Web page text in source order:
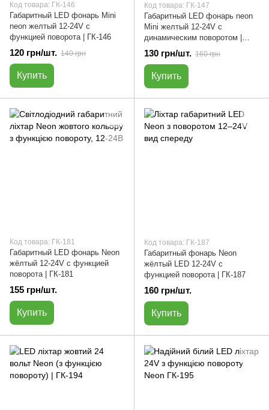
Код товара: ГК-146
Габаритный LED фонарь Mini
neon желтый 12-24V с
функцией поворота | ГК-146
120 грн/шт. 140 грн
Купить
Код товара: ГК-147
Габаритный LED фонарь neon
Mini желтый 12-24V с
динамическим поворотом |
ГК-147
130 грн/шт. 160 грн
Купить
Код товара: ГК-181
Габаритный LED фонарь Neon
жёлтый 12-24V с функцией
поворота | ГК-181
155 грн/шт.
Купить
Код товара: ГК-187
Габаритный фонарь Neon
жёлтый LED 12-24V с
функцией поворота | ГК-187
160 грн/шт.
Купить